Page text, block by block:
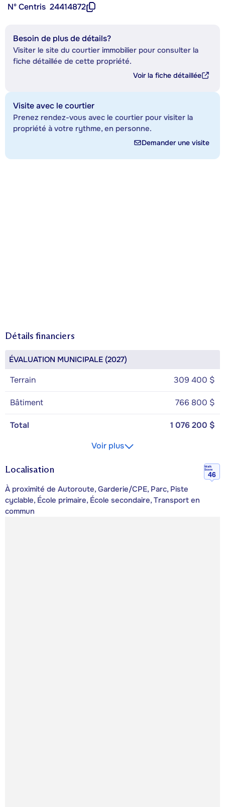
Nº Centris 24414872
Besoin de plus de détails?
Visiter le site du courtier immobilier pour consulter la
fiche détaillée de cette propriété.
Voir la fiche détaillée
Visite avec le courtier
Prenez rendez-vous avec le courtier pour visiter la
propriété à votre rythme, en personne.
Demander une visite
Détails financiers
ÉVALUATION MUNICIPALE (2027)
Terrain 309 400 $
Bâtiment 766 800 $
Total
1 076 200 $
Voir plus
Localisation
Walk
Score
46
À proximité de Autoroute, Garderie/CPE, Parc, Piste
cyclable, École primaire, École secondaire, Transport en
commun